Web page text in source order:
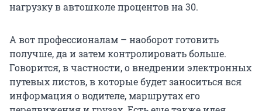
нагрузку в автошколе процентов на 30.
А вот профессионалам – наоборот готовить
получше, да и затем контролировать больше.
Говорится, в частности, о внедрении электронных
путевых листов, в которые будет заноситься вся
информация о водителе, маршрутах его